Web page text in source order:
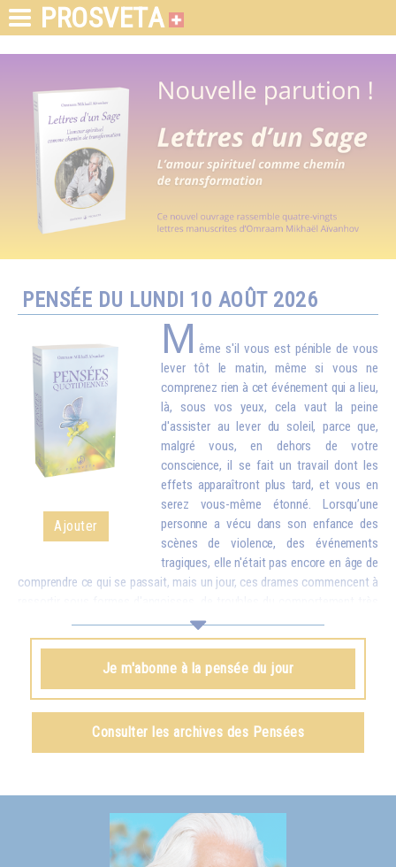
PROSVETA
PENSÉE DU LUNDI 10 AOÛT 2026
Ajouter
M ême s'il vous est pénible de vous
lever tôt le matin, même si vous ne
comprenez rien à cet événement qui a lieu,
là, sous vos yeux, cela vaut la peine
d'assister au lever du soleil, parce que,
malgré vous, en dehors de votre
conscience, il se fait un travail dont les
effets apparaîtront plus tard, et vous en
serez vous-même étonné. Lorsqu’une
personne a vécu dans son enfance des
scènes de violence, des événements
tragiques, elle n'était pas encore en âge de
comprendre ce qui se passait, mais un jour, ces drames commencent à
difficiles à guérir. Que l'on comprenne ou que l'on ne comprenne pas,
tout s'enregistre et peut revenir un jour à la surface. C'est pourquoi,
même si vous ne « comprenez » rien à ce phénomène cosmique qu'est
le lever du soleil, mettez-vous dans de bonnes conditions, et
obligatoirement, votre esprit, votre âme, votre corps absorberont
harmonie, paix et lumière.
Je m'abonne à la pensée du jour
Consulter les archives des Pensées